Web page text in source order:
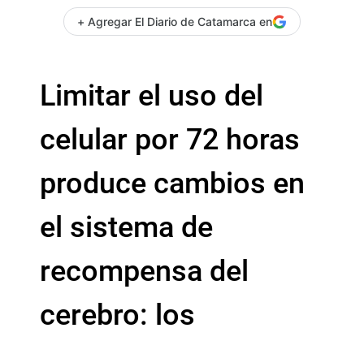
+ Agregar El Diario de Catamarca en
Limitar el uso del
celular por 72 horas
produce cambios en
el sistema de
recompensa del
cerebro: los